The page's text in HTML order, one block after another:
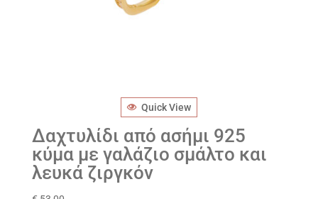
Quick View
Δαχτυλίδι από ασήμι 925
κύμα με γαλάζιο σμάλτο και
λευκά ζιργκόν